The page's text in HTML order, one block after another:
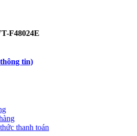
F48024E
tin)
thanh toán